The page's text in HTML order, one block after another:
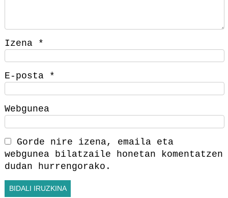
Izena *
E-posta *
Webgunea
Gorde nire izena, emaila eta
webgunea bilatzaile honetan komentatzen
dudan hurrengorako.